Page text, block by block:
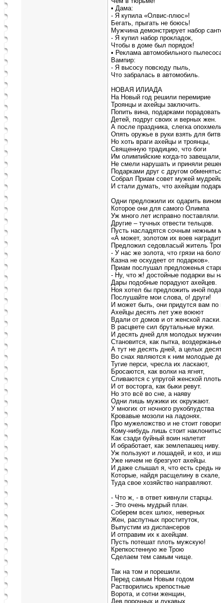
• Дама:
- Я купила «Олвис-плюс»!
Бегать, прыгать не боюсь!
Мужчина демонстрирует набор
- Я купил набор прокладок,
Чтобы в доме был порядок!
• Реклама автомобильного
Вампир:
- Я высосу повсюду пыль,
Что забралась в автомобиль.
НОВАЯ ИЛИАДА
На Новый год решили перемирие
Троянцы и ахейцы заключить.
Попить вина, подарками порадовать
Детей, подруг своих и верных жен.
А после праздника, слегка
Опять оружье в руки взять для
Но хоть враги ахейцы и троянцы,
Священную традицию, что боги
Им олимпийские когда-то завещали,
Не смели нарушать и приняли
Подарками друг с другом
Собрал Приам совет мужей
И стали думать, что ахейцам
Одни предложили их одарить
Которое они для самого Олимпа
Уж много лет исправно поставляли.
Другие – тучных отвести тельцов.
Пусть насладятся сочным нежным
«А может, золотом их воев
Предложил седовласый житель
- У нас же золота, что грязи на
Казна не оскудеет от подарков».
Приам послушал предложенья
- Ну, что ж! достойные подарки вы
Дары подобные порадуют ахейцев.
Ноя хотел бы предложить иной
Послушайте мои слова, о! други!
И может быть, они придутся вам по
Ахейцы десять лет уже воюют
Вдали от домов и от женской ласки.
В расцвете сил брутальные мужи.
И десять дней для молодых мужчин
Становится, как пытка,
А тут не десять дней, а целых
Во снах являются к ним молодые
Тугие перси, чресла их ласкают,
Бросаются, как волки на ягнят,
Сливаются с упругой женской
И от восторга, как быки ревут.
Но это всё во сне, а наяву
Одни лишь мужики их окружают.
У многих от ночного рукоблудства
Кровавые мозоли на ладонях.
Про мужеложство и не стоит
Кому-нибудь лишь стоит
Как сзади буйный воин налетит
И обработает, как землепашец ниву.
Уж пользуют и лошадей, и коз, и
Уже ничем не брезгуют ахейцы.
И даже слышал я, что есть средь
Которые, найдя расщелину в скале,
Туда свое хозяйство направляют.
- Что ж, - в ответ кивнули старцы.
- Это очень мудрый план.
Соберем всех шлюх, неверных
Жен, распутных проституток,
Выпустим из диспансеров
И отправим их к ахейцам.
Пусть потешат плоть мужскую!
Крепкостенную же Трою
Сделаем тем самым чище.
Так на том и порешили.
Перед самым Новым годом
Растворились крепостные
Ворота, и сотни женщин,
Дев порочных и лукавых